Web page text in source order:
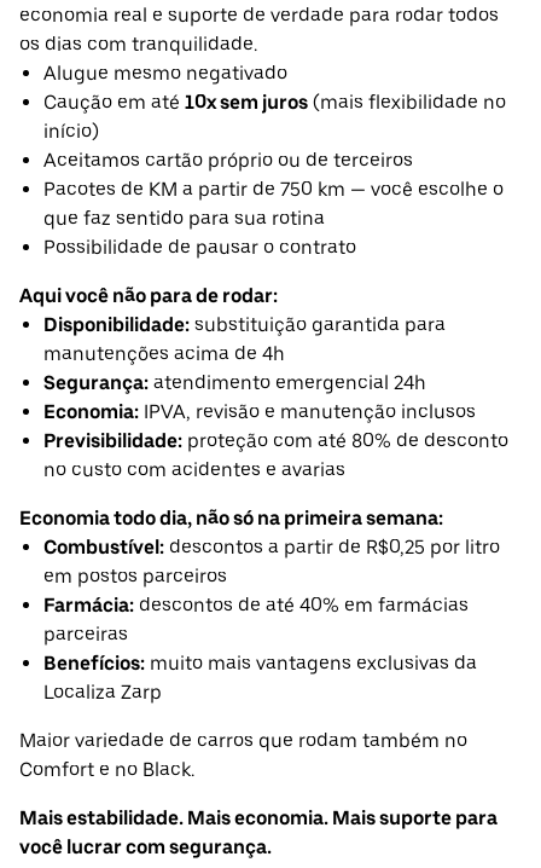
economia real e suporte de verdade para rodar todos
os dias com tranquilidade.
Alugue mesmo negativado
Caução em até 10x sem juros (mais flexibilidade no
início)
Aceitamos cartão próprio ou de terceiros
Pacotes de KM a partir de 750 km — você escolhe o
que faz sentido para sua rotina
Possibilidade de pausar o contrato
Aqui você não para de rodar:
Disponibilidade: substituição garantida para
manutenções acima de 4h
Segurança: atendimento emergencial 24h
Economia: IPVA, revisão e manutenção inclusos
Previsibilidade: proteção com até 80% de desconto
no custo com acidentes e avarias
Economia todo dia, não só na primeira semana:
Combustível: descontos a partir de R$0,25 por litro
em postos parceiros
Farmácia: descontos de até 40% em farmácias
parceiras
Benefícios: muito mais vantagens exclusivas da
Localiza Zarp
Maior variedade de carros que rodam também no
Comfort e no Black.
Mais estabilidade. Mais economia. Mais suporte para
você lucrar com segurança.